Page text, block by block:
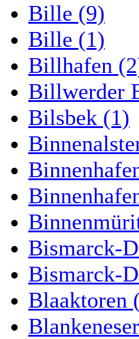
Bille (9)
Bille (1)
Billhafen
Billwerder
Bilsbek (1)
Bismarck-
Bismarck-
Blaaktoren